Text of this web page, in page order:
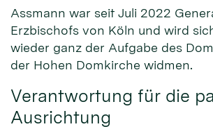
Assmann war seit Juli 2022
Erzbischofs von Köln und wird
wieder ganz der Aufgabe des
der Hohen Domkirche widmen.
Verantwortung für die
Ausrichtung